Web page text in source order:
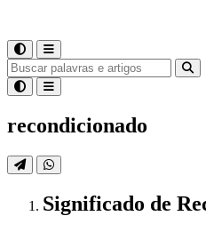
recondicionado
Significado de